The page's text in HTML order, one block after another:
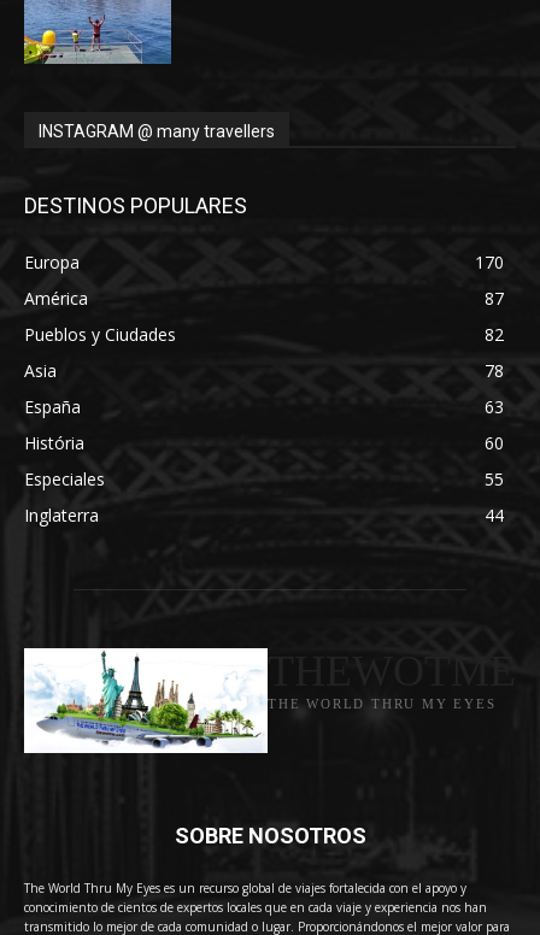
INSTAGRAM @ many travellers
DESTINOS POPULARES
Europa
170
América
87
Pueblos y Ciudades
82
Asia
78
España
63
História
60
Especiales
55
Inglaterra
44
THE WORLD THRU MY EYES
SOBRE NOSOTROS
The World Thru My Eyes es un recurso global de viajes fortalecida con el apoyo y
conocimiento de cientos de expertos locales que en cada viaje y experiencia nos han
transmitido lo mejor de cada comunidad o lugar. Proporcionándonos el mejor valor para